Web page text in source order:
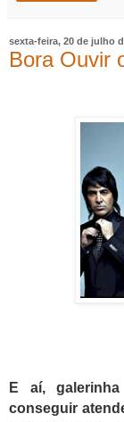
sexta-feira, 20 de julho
Bora Ouvir
E aí,
conseguir